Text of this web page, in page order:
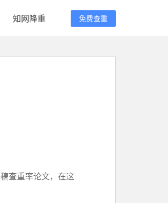
知网降重 免费查重
查重率论文，在这